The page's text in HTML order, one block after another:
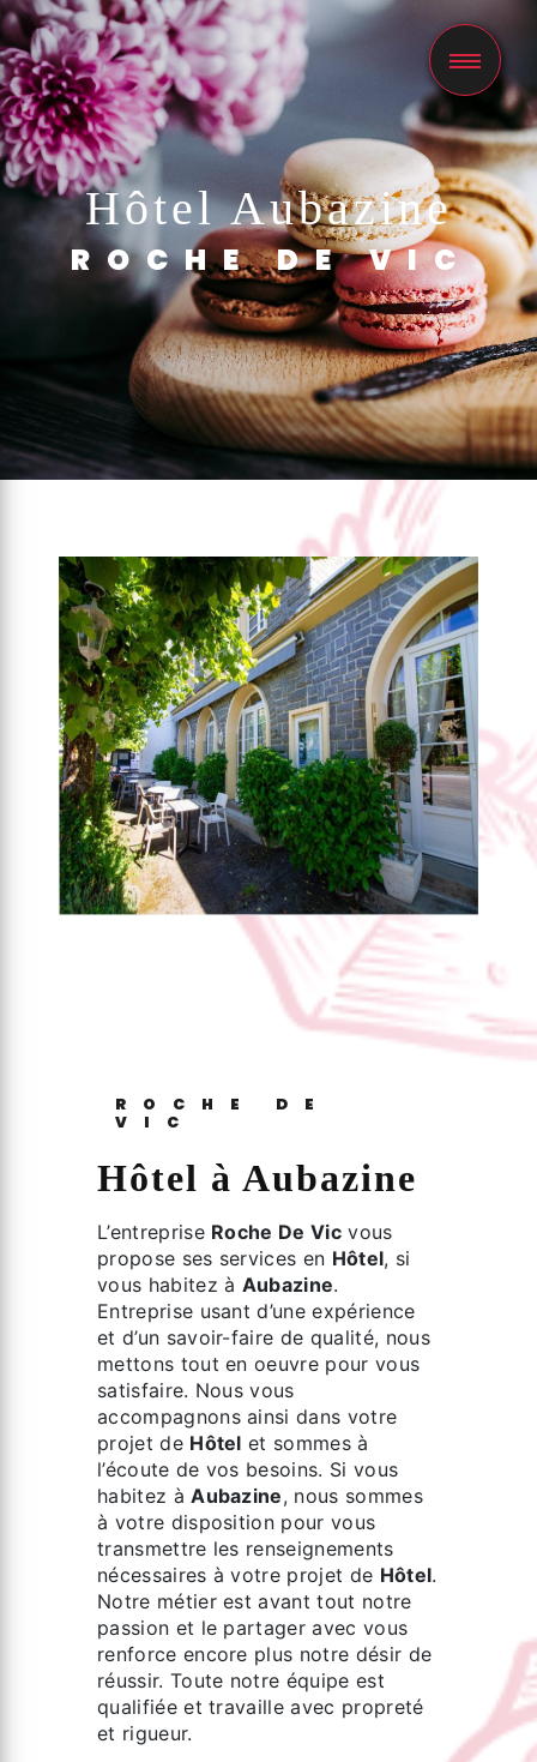
Hôtel Aubazine
ROCHE DE VIC
ROCHE DE
VIC
Hôtel à Aubazine
L’entreprise Roche De Vic vous
propose ses services en Hôtel, si
vous habitez à Aubazine.
Entreprise usant d’une expérience
et d’un savoir-faire de qualité, nous
mettons tout en oeuvre pour vous
satisfaire. Nous vous
accompagnons ainsi dans votre
projet de Hôtel et sommes à
l’écoute de vos besoins. Si vous
habitez àAubazine, nous sommes
à votre disposition pour vous
transmettre les renseignements
nécessaires à votre projet de Hôtel.
Notre métier est avant tout notre
passion et le partager avec vous
renforce encore plus notre désir de
réussir. Toute notre équipe est
qualifiée et travaille avec propreté
et rigueur.
Panneau de gestion des cookies